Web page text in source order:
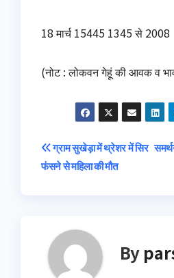
18 मार्च 15445 1345 से 2008
(नोट : लोकवन गेहूं की आवक व
Post
navigation
ग्राम सुखेड़ा में थ्रेशर में सिर
फंसने से महिला की मौत
By